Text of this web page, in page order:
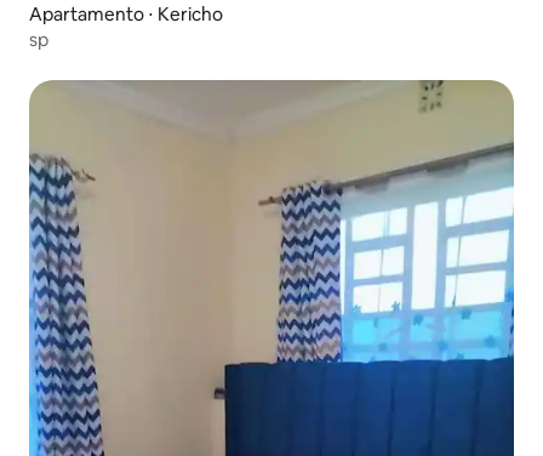
Apartamento ⋅ Kericho
sp